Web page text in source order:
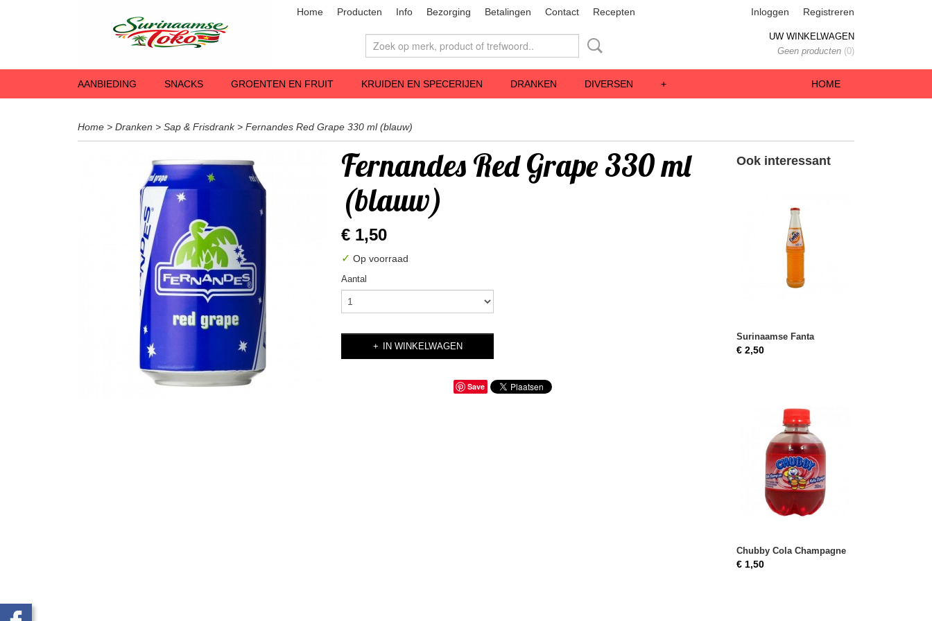
Home Producten Info Bezorging Betalingen Contact Recepten Inloggen Registreren
UW WINKELWAGEN
Geen producten (0)
HOME
AANBIEDING SNACKS GROENTEN EN FRUIT KRUIDEN EN SPECERIJEN DRANKEN DIVERSEN +
Home > Dranken > Sap & Frisdrank> Fernandes Red Grape 330 ml (blauw)
Fernandes Red Grape 330 ml
(blauw)
€ 1,50
✓ Op voorraad
Aantal
IN WINKELWAGEN
Save
Ook interessant
Surinaamse Fanta
€ 2,50
Chubby Cola Champagne
€ 1,50